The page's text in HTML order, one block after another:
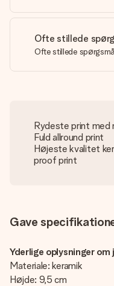
Ofte stillede
Ofte stillede
Rydeste print med
Fuld allround print
Højeste kvalitet
proof print
Gave
Yderlige oplysninger
Materiale: keramik
Højde: 9,5 cm